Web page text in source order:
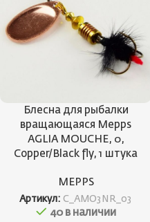
Блесна для рыбалки
вращающаяся Mepps
AGLIA MOUCHE, 0,
Copper/Black fly, 1 штука
MEPPS
Артикул: C_AMO3NR_03
40 в наличии